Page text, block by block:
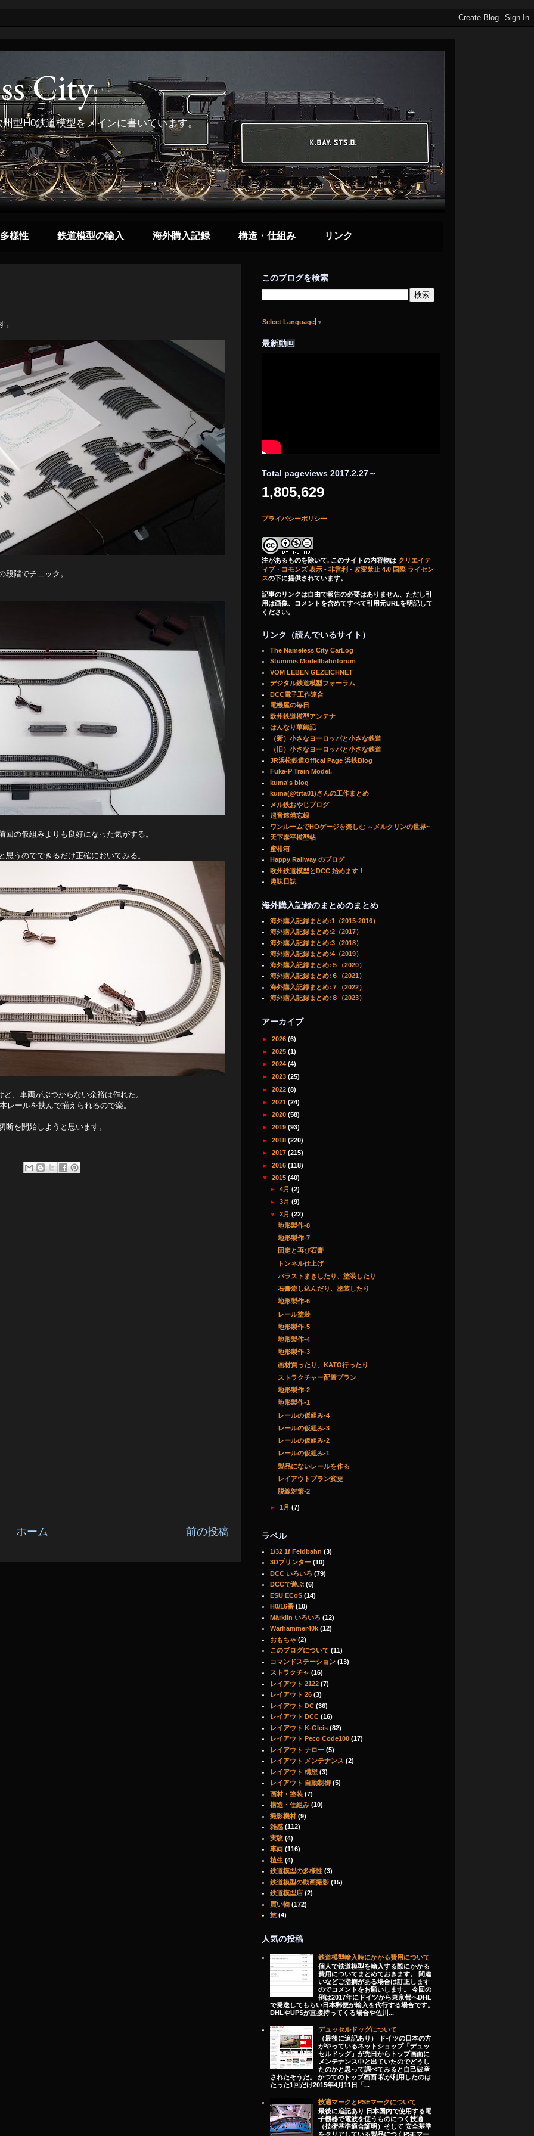
City
型H0鉄道模型をメインに書いています。
様性 鉄道模型の輸入 海外購入記録 構造・仕組み リンク
。
階でチェック。
の仮組みよりも良好になった気がする。
うのでできるだけ正確においてみる。
、車両がぶつからない余裕は作れた。
レールを挟んで揃えられるので楽。
を開始しようと思います。
前の投稿
ホーム
このブログを検索
Select Language ▼
最新動画
Total pageviews 2017.2.27～
1,805,629
プライバシーポリシー
注があるものを除いて, このサイトの内容物は クリエイテ
ィブ・コモンズ 表示 - 非営利 - 改変禁止 4.0 国際 ライセン
スの下に提供されています。
記事のリンクは自由で報告の必要はありません、ただし引
用は画像、コメントを含めてすべて引用元URLを明記して
ください。
リンク（読んでいるサイト）
The Nameless City CarLog
Stummis Modellbahnforum
VOM LEBEN GEZEICHNET
デジタル鉄道模型フォーラム
DCC電子工作連合
電機屋の毎日
欧州鉄道模型アンテナ
はんなり華鐵記
（新）小さなヨーロッパと小さな鉄道
（旧）小さなヨーロッパと小さな鉄道
JR浜松鉄道Offical Page 浜鉄Blog
Fuka-P Train Model.
kuma's blog
kuma(@trta01)さんの工作まとめ
メル鉄おやじブログ
超音速備忘録
ワンルームでHOゲージを楽しむ ～メルクリンの世界~
天下泰平模型帖
蜜柑箱
Happy Railway のブログ
欧州鉄道模型とDCC 始めます！
趣味日誌
海外購入記録のまとめのまとめ
海外購入記録まとめ:1（2015-2016）
海外購入記録まとめ:2（2017）
海外購入記録まとめ:3（2018）
海外購入記録まとめ:4（2019）
海外購入記録まとめ:５（2020）
海外購入記録まとめ:６（2021）
海外購入記録まとめ:７（2022）
海外購入記録まとめ:８（2023）
アーカイブ
► 2026 (6)
► 2025 (1)
► 2024 (4)
► 2023 (25)
► 2022 (8)
► 2021 (24)
► 2020 (58)
► 2019 (93)
► 2018 (220)
► 2017 (215)
► 2016 (118)
▼ 2015 (40)
►4月(2)
►3月(9)
▼2月(22)
地形製作-8
地形製作-7
固定と再び石膏
トンネル仕上げ
バラストまきしたり、塗装したり
石膏流し込んだり、塗装したり
地形製作-6
レール塗装
地形製作-5
地形製作-4
地形製作-3
画材買ったり、KATO行ったり
ストラクチャー配置プラン
地形製作-2
地形製作-1
レールの仮組み-4
レールの仮組み-3
レールの仮組み-2
レールの仮組み-1
製品にないレールを作る
レイアウトプラン変更
脱線対策-2
►1月(7)
ラベル
1/32 1f Feldbahn (3)
3Dプリンター (10)
DCC いろいろ (79)
DCCで遊ぶ (6)
ESU ECoS (14)
H0/16番 (10)
Märklin いろいろ (12)
Warhammer40k (12)
おもちゃ (2)
このブログについて (11)
コマンドステーション (13)
ストラクチャ (16)
レイアウト 2122 (7)
レイアウト 26 (3)
レイアウト DC (36)
レイアウト DCC (16)
レイアウト K-Gleis (82)
レイアウト Peco Code100 (17)
レイアウト ナロー (5)
レイアウト メンテナンス (2)
レイアウト 構想 (3)
レイアウト 自動制御 (5)
画材・塗装 (7)
構造・仕組み (10)
撮影機材 (9)
雑感 (112)
実験 (4)
車両 (116)
植生 (4)
鉄道模型の多様性 (3)
鉄道模型の動画撮影 (15)
鉄道模型店 (2)
買い物 (172)
旅 (4)
人気の投稿
鉄道模型輸入時にかかる費用について
個人で鉄道模型を輸入する際にかかる
費用についてまとめておきます。 間違
いなどご指摘がある場合は訂正します
のでコメントをお願いします。 今回の
例は2017年にドイツから東京都へDHL
で発送してもらい日本郵便が輸入を代行する場合です。
DHLやUPSが直接持ってくる場合や佐川...
デュッセルドッグについて
（最後に追記あり） ドイツの日本の方
がやっているネットショップ「デュッ
セルドッグ」が先日からトップ画面に
メンテナンス中と出ていたのでどうし
たのかと思って調べてみると自己破産
されたそうだ。 かつてのトップ画面 私が利用したのは
たった1回だけ2015年4月11日「...
技適マークとPSEマークについて
最後に追記あり 日本国内で使用する電
子機器で電波を使うものにつく技適
（技術基準適合証明）そして 安全基準
をクリアしている製品につくPSEマー